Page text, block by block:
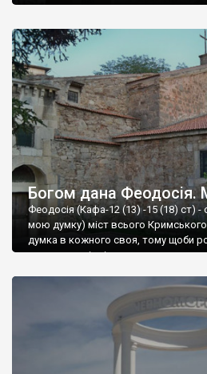
Богом дана Феодосія.
Феодосія (Кафа-12 (13) -15 (18) ст) -
мою думку) міст всього
думка в кожного своя, тому щоби
запрошую відвідати це